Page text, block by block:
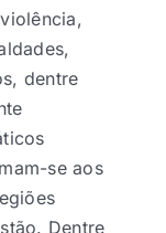
dentre
se aos
Dentre